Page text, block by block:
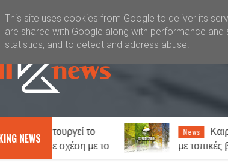
Kral News
NEWS
το
με το
News
Καιρός: Γενικά
με τοπικές βροχές στα
This site uses cookies from Google to deliver its
are shared with Google along with performance
statistics, and to detect and address abuse.